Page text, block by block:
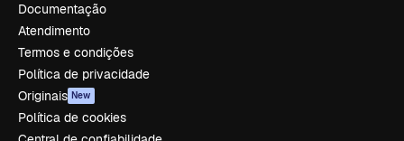
Documentação
Atendimento
Termos e condições
Política de privacidade
Originais New
Política de cookies